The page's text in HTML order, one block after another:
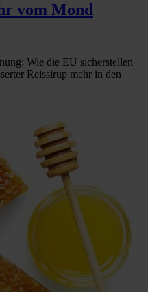
vom Mond
Wie die EU sicherstellen
Reissirup mehr in den